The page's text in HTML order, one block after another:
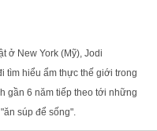
ở New York (Mỹ), Jodi
tìm hiểu ẩm thực thế giới trong
gần 6 năm tiếp theo tới những
súp để sống".